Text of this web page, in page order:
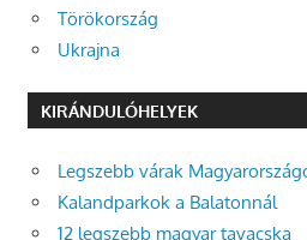
Törökország
Ukrajna
KIRÁNDULÓHELYEK
Legszebb várak
Kalandparkok a Balatonnál
12 legszebb magyar tavacska